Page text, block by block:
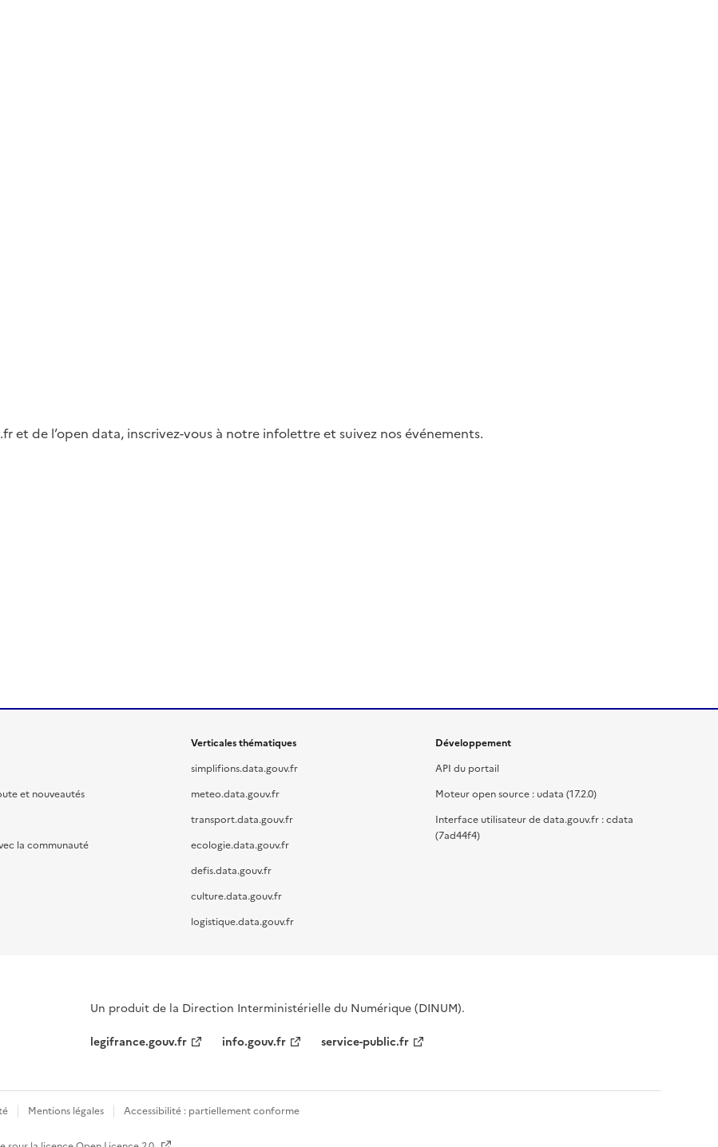
et de l’open data, inscrivez-vous à notre infolettre et suivez nos événements.
et nouveautés
la communauté
Verticales thématiques
simplifions.data.gouv.fr
meteo.data.gouv.fr
transport.data.gouv.fr
ecologie.data.gouv.fr
defis.data.gouv.fr
culture.data.gouv.fr
logistique.data.gouv.fr
Développement
API du portail
Moteur open source : udata (17.2.0)
Interface utilisateur de data.gouv.fr : cdata
(7ad44f4)
Un produit de la Direction Interministérielle du Numérique (DINUM).
legifrance.gouv.fr
info.gouv.fr service-public.fr
Mentions légales Accessibilité : partiellement conforme